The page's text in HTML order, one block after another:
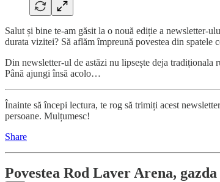
Salut și bine te-am găsit la o nouă ediție a newsletter-
durata vizitei? Să aflăm împreună povestea din
Din newsletter-ul de astăzi nu lipsește deja tradiționala
Până ajungi însă acolo…
Înainte să începi lectura, te rog să trimiți acest
persoane. Mulțumesc!
Share
Povestea Rod Laver Arena,